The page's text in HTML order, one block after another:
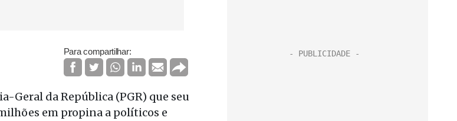
Para compartilhar:
Geral da República (PGR) que seu
em propina a políticos e